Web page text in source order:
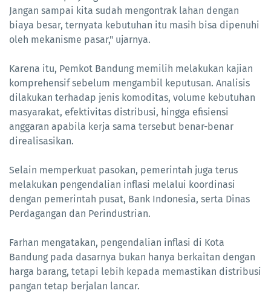
Jangan sampai kita sudah mengontrak lahan dengan
biaya besar, ternyata kebutuhan itu masih bisa dipenuhi
oleh mekanisme pasar," ujarnya.
Karena itu, Pemkot Bandung memilih melakukan kajian
komprehensif sebelum mengambil keputusan. Analisis
dilakukan terhadap jenis komoditas, volume kebutuhan
masyarakat, efektivitas distribusi, hingga efisiensi
anggaran apabila kerja sama tersebut benar-benar
direalisasikan.
Selain memperkuat pasokan, pemerintah juga terus
melakukan pengendalian inflasi melalui koordinasi
dengan pemerintah pusat, Bank Indonesia, serta Dinas
Perdagangan dan Perindustrian.
Farhan mengatakan, pengendalian inflasi di Kota
Bandung pada dasarnya bukan hanya berkaitan dengan
harga barang, tetapi lebih kepada memastikan distribusi
pangan tetap berjalan lancar.